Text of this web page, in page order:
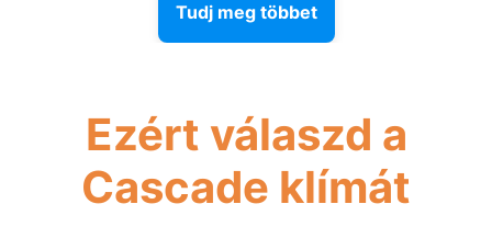
Tudj meg többet
Ezért válaszd a
Cascade klímát